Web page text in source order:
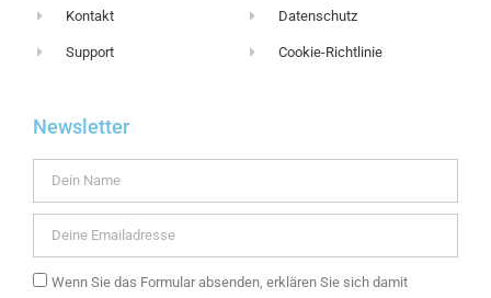
Kontakt
Support
Datenschutz
Cookie-Richtlinie
Newsletter
Wenn Sie das Formular absenden, erklären Sie sich damit